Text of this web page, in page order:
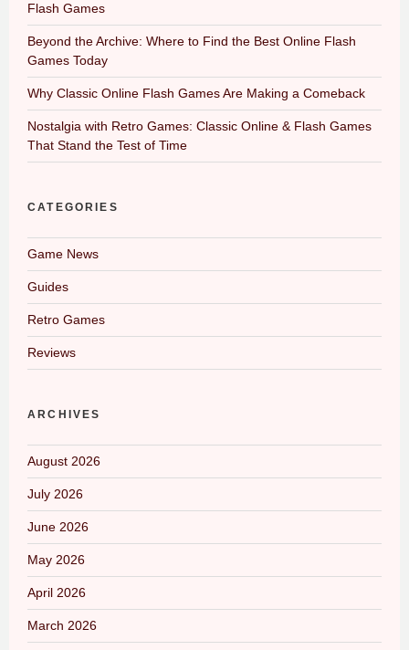
Flash Games
Beyond the Archive: Where to Find the Best Online Flash
Games Today
Why Classic Online Flash Games Are Making a Comeback
Nostalgia with Retro Games: Classic Online & Flash Games
That Stand the Test of Time
CATEGORIES
Game News
Guides
Retro Games
Reviews
ARCHIVES
August 2026
July 2026
June 2026
May 2026
April 2026
March 2026